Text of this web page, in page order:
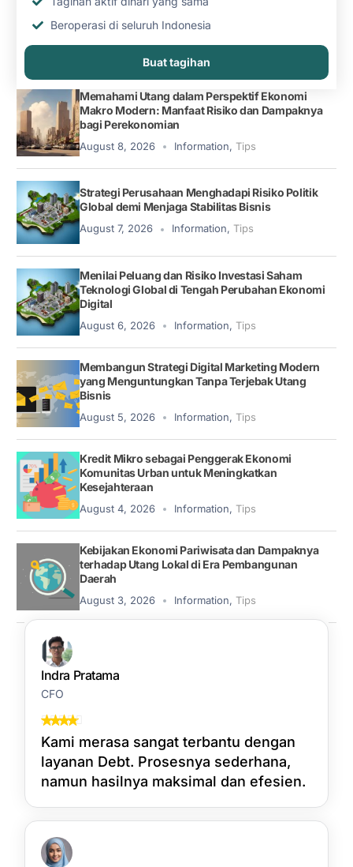
Beroperasi di seluruh Indonesia
Buat tagihan
Memahami Utang dalam Perspektif Ekonomi
Makro Modern: Manfaat Risiko dan Dampaknya
bagi Perekonomian
August 8, 2026 Information, Tips
Strategi Perusahaan Menghadapi Risiko Politik
Global demi Menjaga Stabilitas Bisnis
August 7, 2026 Information, Tips
Menilai Peluang dan Risiko Investasi Saham
Teknologi Global di Tengah Perubahan Ekonomi
Digital
August 6, 2026 Information, Tips
Membangun Strategi Digital Marketing Modern
yang Menguntungkan Tanpa Terjebak Utang
Bisnis
August 5, 2026 Information, Tips
Kredit Mikro sebagai Penggerak Ekonomi
Komunitas Urban untuk Meningkatkan
Kesejahteraan
August 4, 2026 Information, Tips
Kebijakan Ekonomi Pariwisata dan Dampaknya
terhadap Utang Lokal di Era Pembangunan
Daerah
August 3, 2026 Information, Tips
Indra Pratama
CFO
Kami merasa sangat terbantu dengan
layanan Debt. Prosesnya sederhana,
namun hasilnya maksimal dan efesien.